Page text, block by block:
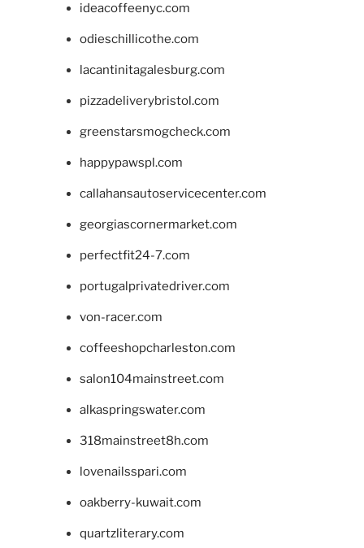
ideacoffeenyc.com
odieschillicothe.com
lacantinitagalesburg.com
pizzadeliverybristol.com
greenstarsmogcheck.com
happypawspl.com
callahansautoservicecenter.com
georgiascornermarket.com
perfectfit24-7.com
portugalprivatedriver.com
von-racer.com
coffeeshopcharleston.com
salon104mainstreet.com
alkaspringswater.com
318mainstreet8h.com
lovenailsspari.com
oakberry-kuwait.com
quartzliterary.com